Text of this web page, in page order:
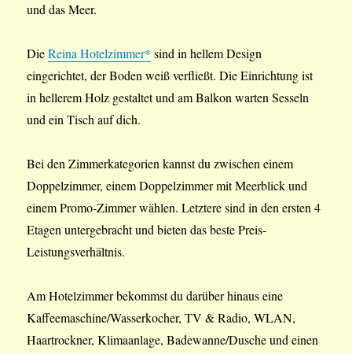
und das Meer.
DieReina Hotelzimmer* sind in hellem Design
eingerichtet, der Boden weiß verfließt. Die Einrichtung ist
in hellerem Holz gestaltet und am Balkon warten Sesseln
und ein Tisch auf dich.
Bei den Zimmerkategorien kannst du zwischen einem
Doppelzimmer, einem Doppelzimmer mit Meerblick und
einem Promo-Zimmer wählen. Letztere sind in den ersten 4
Etagen untergebracht und bieten das beste Preis-
Leistungsverhältnis.
Am Hotelzimmer bekommst du darüber hinaus eine
Kaffeemaschine/Wasserkocher, TV & Radio, WLAN,
Haartrockner, Klimaanlage, Badewanne/Dusche und einen